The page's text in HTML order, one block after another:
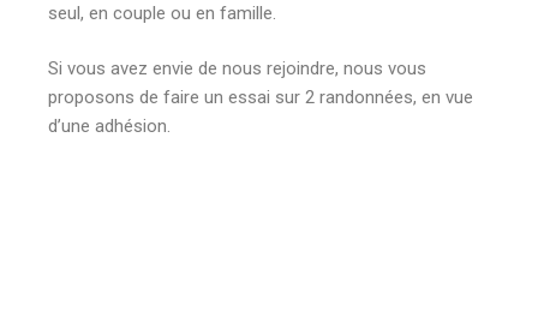
seul, en couple ou en famille.
Si vous avez envie de nous rejoindre, nous vous
proposons de faire un essai sur 2 randonnées, en vue
d’une adhésion.